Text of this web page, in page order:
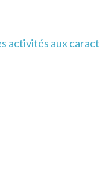
activités aux